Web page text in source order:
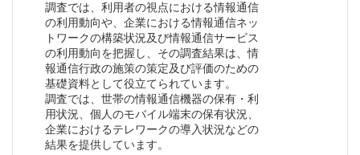
調査では、利用者の視点における情報通信
の利用動向や、企業における情報通信ネッ
トワークの構築状況及び情報通信サービス
の利用動向を把握し、その調査結果は、情
報通信行政の施策の策定及び評価のための
基礎資料として役立てられています。
調査では、世帯の情報通信機器の保有・利
用状況、個人のモバイル端末の保有状況、
企業におけるテレワークの導入状況などの
結果を提供しています。